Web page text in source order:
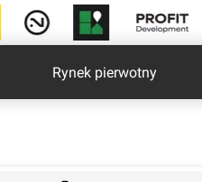
Rynek pierwotny